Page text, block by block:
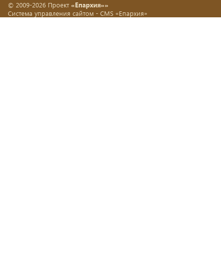
© 2009-2026 Проект «Епархия»»
Система управления сайтом - CMS «Епархия»